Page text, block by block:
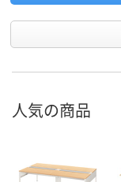
人気の商品